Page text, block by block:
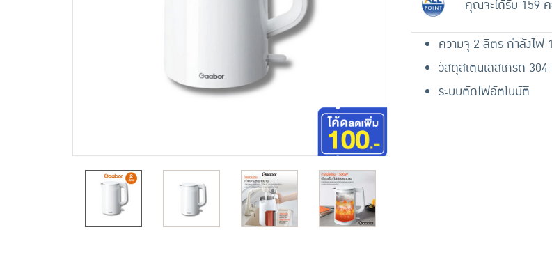
คุณจะได้รับ 159
ความจุ 2 ลิตร กำลังไฟ
วัสดุสเตนเลสเกรด
ระบบตัดไฟอัตโนมัติ